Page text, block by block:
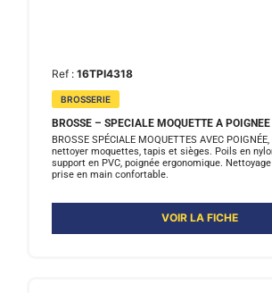
Ref : 16TPI4318
BROSSERIE
BROSSE – SPECIALE MOQUETTE A POIGNEE
BROSSE SPÉCIALE MOQUETTES AVEC
nettoyer moquettes, tapis et sièges. Poils en
support en PVC, poignée ergonomique.
prise en main confortable.
VOIR LA FICHE